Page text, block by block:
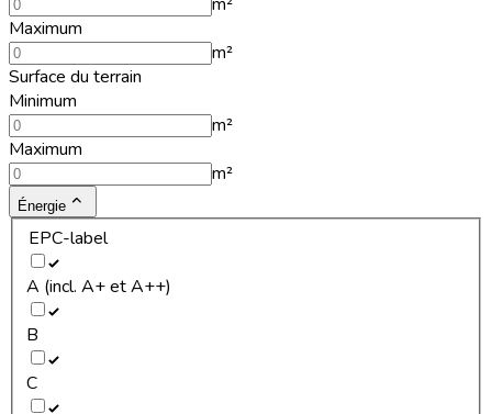
Maximum
m²
Surface du terrain
Minimum
m²
Maximum
m²
Énergie
EPC-label
A (incl. A+ et A++)
B
C